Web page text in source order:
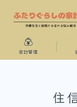
家計管理
住